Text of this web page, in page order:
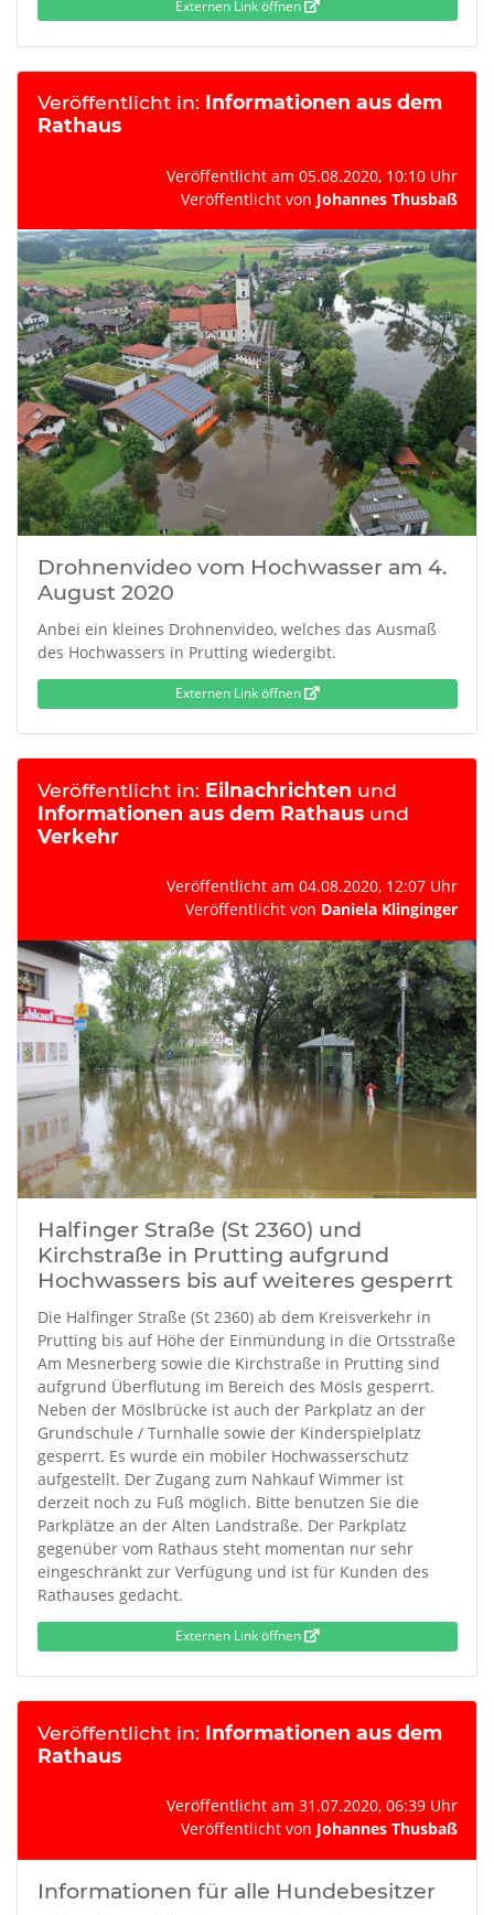
Externen Link öffnen
Veröffentlicht in: Informationen aus dem
Rathaus
Veröffentlicht am 05.08.2020, 10:10 Uhr
Veröffentlicht von Johannes Thusbaß
Drohnenvideo vom Hochwasser am 4.
August 2020
Anbei ein kleines Drohnenvideo, welches das Ausmaß
des Hochwassers in Prutting wiedergibt.
Externen Link öffnen
Veröffentlicht in: Eilnachrichten und
Informationen aus dem Rathaus und
Verkehr
Veröffentlicht am 04.08.2020, 12:07 Uhr
Veröffentlicht von Daniela Klinginger
Halfinger Straße (St 2360) und
Kirchstraße in Prutting aufgrund
Hochwassers bis auf weiteres gesperrt
Die Halfinger Straße (St 2360) ab dem Kreisverkehr in
Prutting bis auf Höhe der Einmündung in die Ortsstraße
Am Mesnerberg sowie die Kirchstraße in Prutting sind
aufgrund Überflutung im Bereich des Mösls gesperrt.
Neben der Möslbrücke ist auch der Parkplatz an der
Grundschule / Turnhalle sowie der Kinderspielplatz
gesperrt. Es wurde ein mobiler Hochwasserschutz
aufgestellt. Der Zugang zum Nahkauf Wimmer ist
derzeit noch zu Fuß möglich. Bitte benutzen Sie die
Parkplätze an der Alten Landstraße. Der Parkplatz
gegenüber vom Rathaus steht momentan nur sehr
eingeschränkt zur Verfügung und ist für Kunden des
Rathauses gedacht.
Externen Link öffnen
Veröffentlicht in: Informationen aus dem
Rathaus
Veröffentlicht am 31.07.2020, 06:39 Uhr
Veröffentlicht von Johannes Thusbaß
Informationen für alle Hundebesitzer